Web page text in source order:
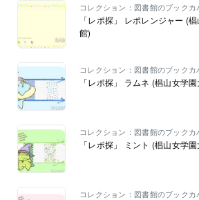
コレクション：図書館のブックカ
「レポ探」 レポレンジャー (
館)
コレクション：図書館のブックカ
「レポ探」 ラムネ (椙山女学
コレクション：図書館のブックカ
「レポ探」 ミント (椙山女学
コレクション：図書館のブックカ